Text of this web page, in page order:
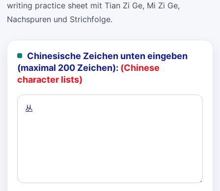
writing practice sheet mit Tian Zi Ge, Mi Zi Ge,
Nachspuren und Strichfolge.
Chinesische Zeichen unten eingeben
(maximal 200 Zeichen): (Chinese
character lists)